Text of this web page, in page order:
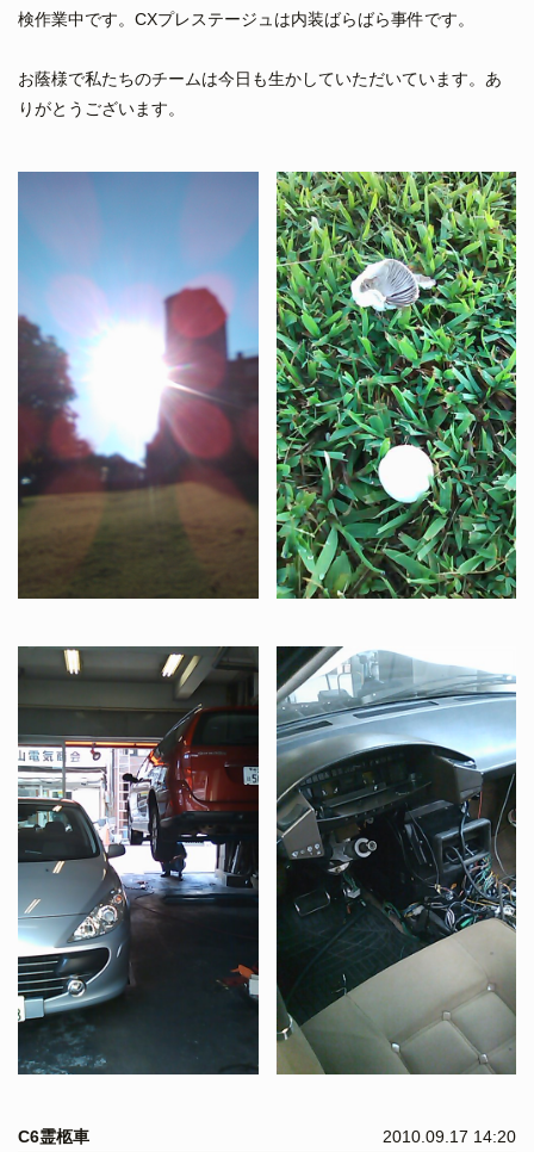
検作業中です。CXプレステージュは内装ばらばら事件です。
お蔭様で私たちのチームは今日も生かしていただいています。あ
りがとうございます。
C6霊柩車 2010.09.17 14:20